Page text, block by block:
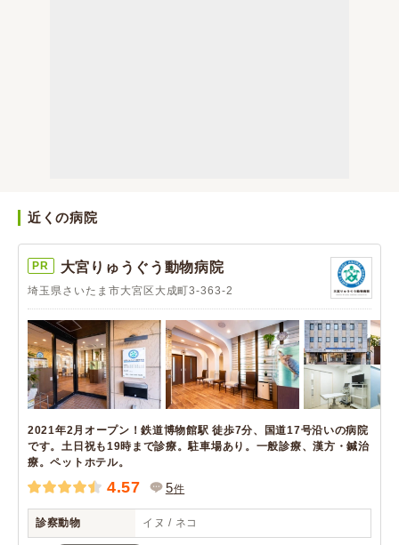
近くの病院
PR 大宮りゅうぐう動物病院
埼玉県さいたま市大宮区大成町3-363-2
2021年2月オープン！鉄道博物館駅 徒歩7分、国道17号沿いの病院
です。土日祝も19時まで診療。駐車場あり。一般診療、漢方・鍼治
療。ペットホテル。
4.57 5件
診察動物 イヌ / ネコ